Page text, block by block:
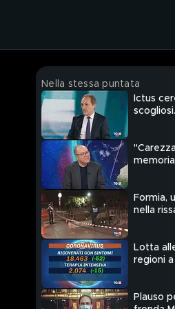
Nella stessa puntata
Ictus
scogliosi
Formia,
nella
Lotta
regioni a
Plauso